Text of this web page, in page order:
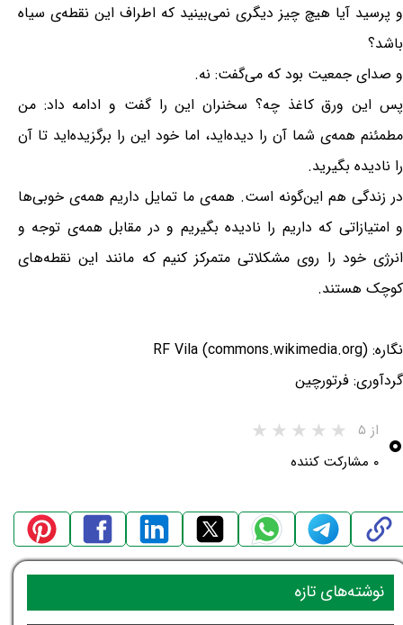
و پرسید آیا هیچ چیز دیگری نمی‌بینید که اطراف این نقطه‌ی سیاه
باشد؟
و صدای جمعیت بود که می‌گفت: نه.
پس این ورق کاغذ چه؟ سخنران این را گفت و ادامه داد: من
مطمئنم همه‌ی شما آن را دیده‌اید، اما خود این را برگزیده‌اید تا آن
را نادیده بگیرید.
در زندگی هم این‌گونه است. همه‌ی ما تمایل داریم همه‌ی خوبی‌ها
و امتیازاتی که داریم را نادیده بگیریم و در مقابل همه‌ی توجه و
انرژی خود را روی مشکلاتی متمرکز کنیم که مانند این نقطه‌های
کوچک هستند.
نگاره: RF Vila (commons.wikimedia.org)
گردآوری: فرتورچین
۰ از ۵
۰ مشارکت کننده
نوشته‌های تازه